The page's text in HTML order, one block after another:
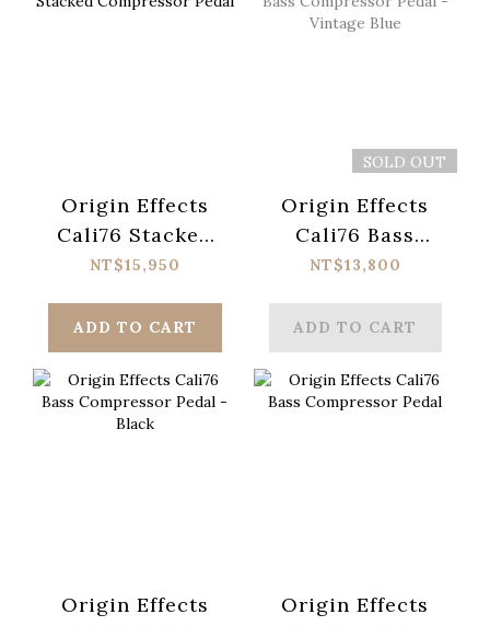
Origin Effects
Cali76 Stacked
Compressor
NT$15,950
ADD TO CART
SOLD OUT
Origin Effects
Cali76 Bass
Compressor
Blue
NT$13,800
ADD TO CART
Origin Effects
Origin Effects